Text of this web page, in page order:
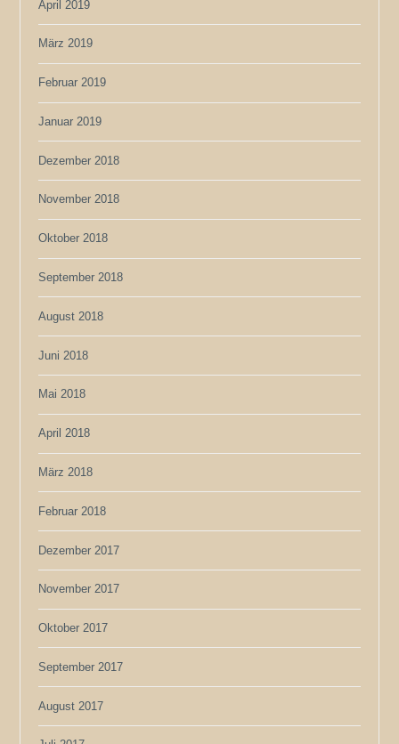
April 2019
März 2019
Februar 2019
Januar 2019
Dezember 2018
November 2018
Oktober 2018
September 2018
August 2018
Juni 2018
Mai 2018
April 2018
März 2018
Februar 2018
Dezember 2017
November 2017
Oktober 2017
September 2017
August 2017